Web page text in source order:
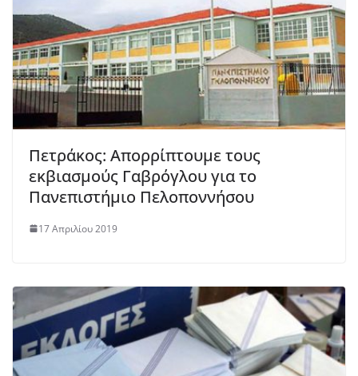
Πετράκος: Απορρίπτουμε τους
εκβιασμούς Γαβρόγλου για το
Πανεπιστήμιο Πελοποννήσου
17 Απριλίου 2019